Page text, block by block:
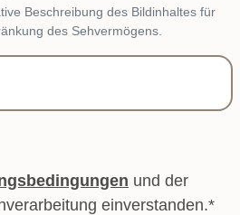
Beschreibung des Bildinhaltes für
des Sehvermögens.
und der
einverstanden.*